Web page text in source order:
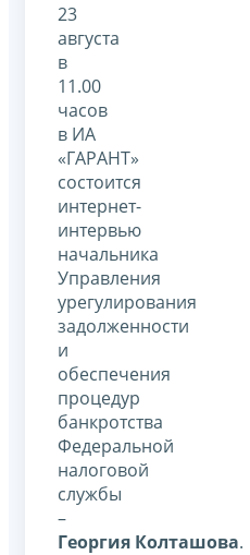
23
августа
в
11.00
часов
в ИА
«ГАРАНТ»
состоится
интернет-
интервью
начальника
Управления
урегулирования
задолженности
и
обеспечения
процедур
банкротства
Федеральной
налоговой
службы
–
Георгия Колташова.